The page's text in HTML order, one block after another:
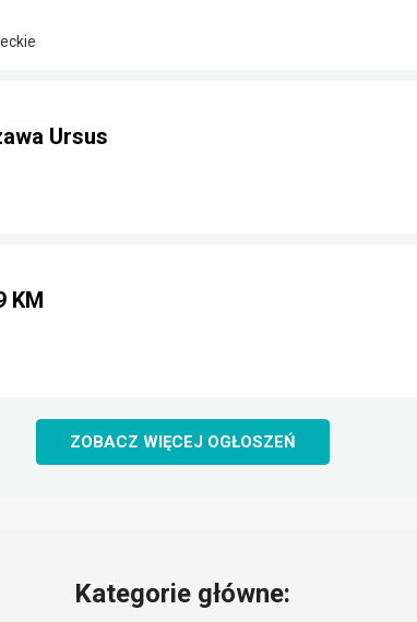
Ursus
KM
ZOBACZ WIĘCEJ OGŁOSZEŃ
Kategorie główne: